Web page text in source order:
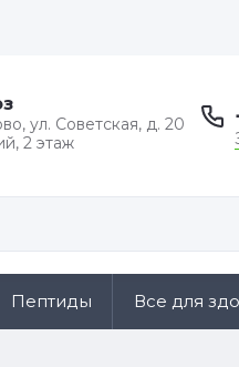
ул. Советская, д. 20
2 этаж
Пептиды Все для